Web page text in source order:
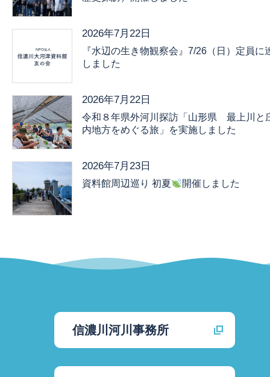
2026年7月22日
『水辺の生き物観察会』7/26（日）定員に
しました
2026年7月22日
令和８年県外河川探訪「山形県 最上川と
内地方をめぐる旅」を実施しました
2026年7月23日
資料館周辺巡り 初夏 開催しました
信濃川河川事務所